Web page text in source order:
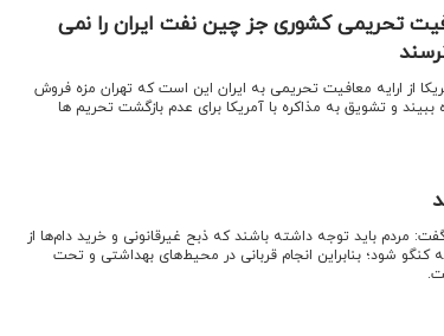
تحریمی کشوری جز چین نفت ایران را نمی
از ارایه معافیت تحریمی به ایران این است که تهران مزه فروش
و تشویق به مذاکره با آمریکا برای عدم بازگشت تحریم ها
مردم باید توجه داشته باشند که ذبح غیرقانونی و خرید دام‌ها از
کنگو شود؛ بنابراین انجام قربانی در محیط‌های بهداشتی و تحت